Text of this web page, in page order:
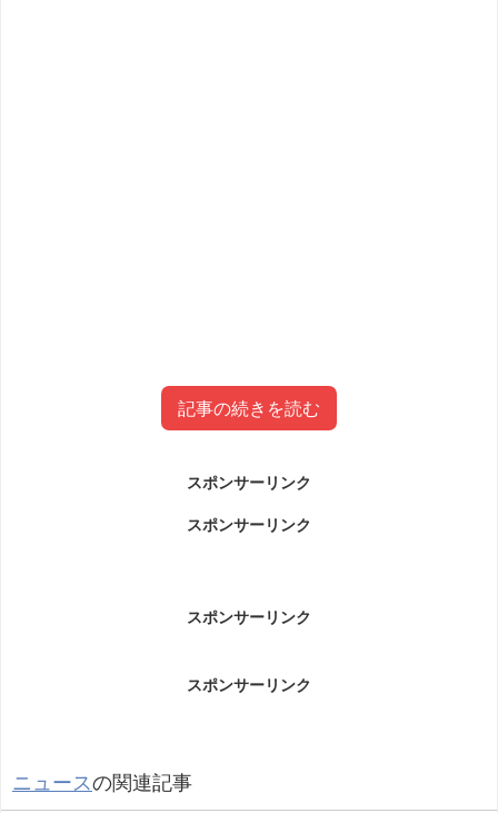
記事の続きを読む
せつな行為をしたとして、２４歳の美容師の男が逮
警視庁によりますと、新宿区の美容室に勤める美容
スポンサーリンク
スポンサーリンク
スポンサーリンク
スポンサーリンク
ニュース の関連記事